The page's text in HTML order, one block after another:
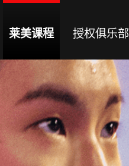
莱美课程 授权俱乐部